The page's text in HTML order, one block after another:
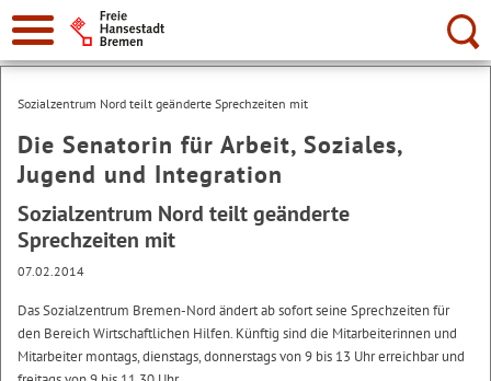
Suche:
Sozialzentrum Nord teilt geänderte Sprechzeiten mit
Die Senatorin für Arbeit, Soziales,
Jugend und Integration
Sozialzentrum Nord teilt geänderte
Sprechzeiten mit
07.02.2014
Das Sozialzentrum Bremen-Nord ändert ab sofort seine Sprechzeiten für
den Bereich Wirtschaftlichen Hilfen. Künftig sind die Mitarbeiterinnen und
Mitarbeiter montags, dienstags, donnerstags von 9 bis 13 Uhr erreichbar und